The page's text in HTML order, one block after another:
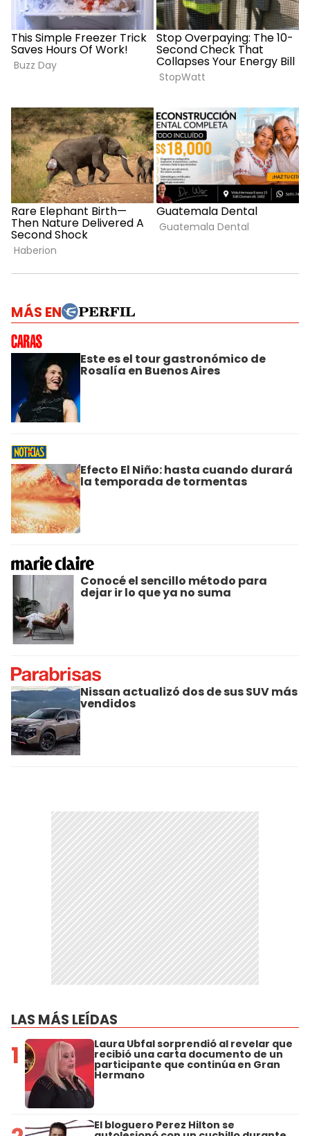
MÁS EN
Este es el tour gastronómico de
Rosalía en Buenos Aires
Efecto El Niño: hasta cuando durará
la temporada de tormentas
Conocé el sencillo método para
dejar ir lo que ya no suma
Nissan actualizó dos de sus SUV más
vendidos
LAS MÁS LEÍDAS
1 Laura Ubfal sorprendió al revelar que
recibió una carta documento de un
participante que continúa en Gran
Hermano
El bloguero Perez Hilton se